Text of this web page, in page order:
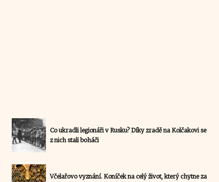
Co ukradli legionáři v Rusku? Díky zradě na Kolčakovi se
z nich stali boháči
Včelařovo vyznání. Koníček na celý život, který chytne za